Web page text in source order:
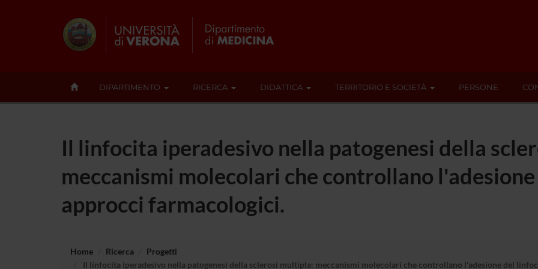
DIPARTIMENTO RICERCA DIDATTICA TERRITORIO E SOCIETÀ PERSONE
Il linfocita iperadesivo nella patogenesi della
meccanismi molecolari che controllano
approcci farmacologici.
Home Ricerca
Progetti
Il linfocita iperadesivo nella patogenesi della sclerosi multipla: meccanismi molecolari che controllano l'adesione del